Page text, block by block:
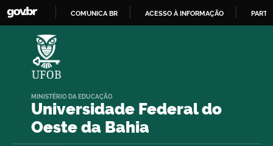
COMUNICA BR ACESSO À INFORMAÇÃO
Universidade Federal do
Oeste da Bahia
MINISTÉRIO DA EDUCAÇÃO